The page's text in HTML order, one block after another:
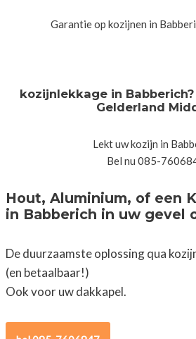
Garantie op kozijnen in
kozijnlekkage in
Gelderland
Lekt uw kozijn in
Bel nu 085-
Hout, Aluminium, of een
in Babberich in uw gevel
De duurzaamste oplossing qua
(en betaalbaar!)
Ook voor uw dakkapel.